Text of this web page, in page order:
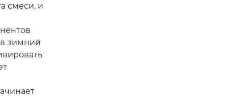
смеси, и
в зимний